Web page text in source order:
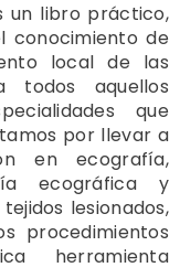
un libro práctico,
conocimiento de
local de las
todos aquellos
que
por llevar a
en ecografía,
ecográfica y
lesionados,
procedimientos
herramienta